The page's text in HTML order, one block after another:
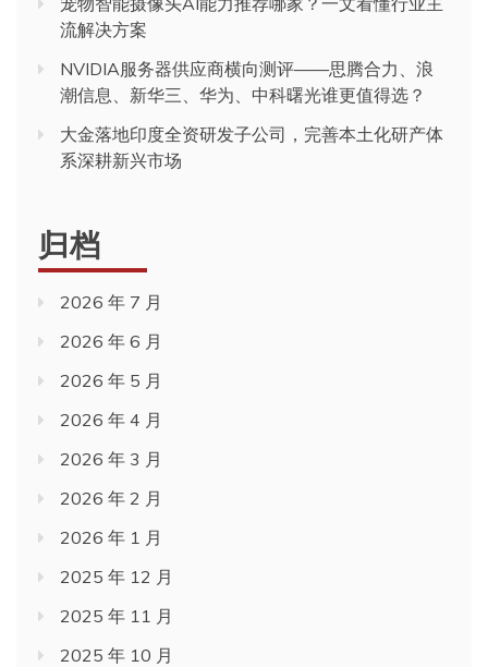
流解决方案
NVIDIA服务器供应商横向测评——思腾合力、浪
潮信息、新华三、华为、中科曙光谁更值得选？
大金落地印度全资研发子公司，完善本土化研产体
系深耕新兴市场
归档
2026 年 7 月
2026 年 6 月
2026 年 5 月
2026 年 4 月
2026 年 3 月
2026 年 2 月
2026 年 1 月
2025 年 12 月
2025 年 11 月
2025 年 10 月